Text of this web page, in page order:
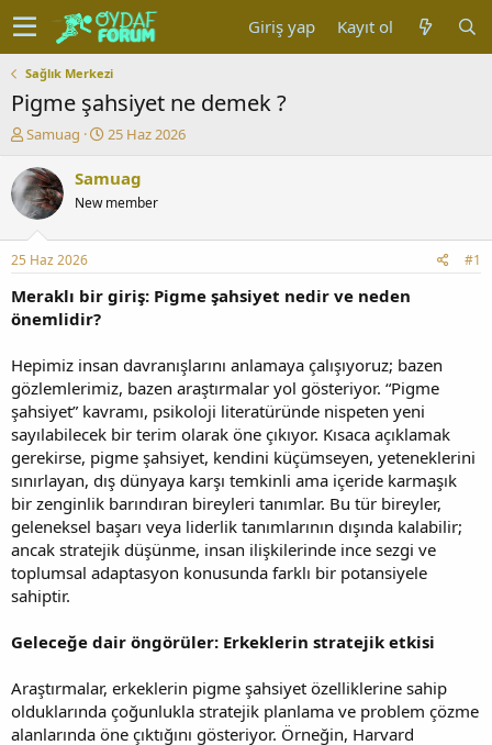
Giriş yap Kayıt ol
Sağlık Merkezi
Pigme şahsiyet ne demek ?
K
n
u
y
b
a
ş
a
a
n
Samuag
B
ş
a
ç
t
i
h
i
25 Haz 2026
Samuag
New member
25 Haz 2026 #1
Meraklı bir giriş: Pigme şahsiyet nedir ve neden
önemlidir?
Hepimiz insan davranışlarını anlamaya çalışıyoruz; bazen
gözlemlerimiz, bazen araştırmalar yol gösteriyor. “Pigme
şahsiyet” kavramı, psikoloji literatüründe nispeten yeni
sayılabilecek bir terim olarak öne çıkıyor. Kısaca açıklamak
gerekirse, pigme şahsiyet, kendini küçümseyen, yeteneklerini
sınırlayan, dış dünyaya karşı temkinli ama içeride karmaşık
bir zenginlik barındıran bireyleri tanımlar. Bu tür bireyler,
geleneksel başarı veya liderlik tanımlarının dışında kalabilir;
ancak stratejik düşünme, insan ilişkilerinde ince sezgi ve
toplumsal adaptasyon konusunda farklı bir potansiyele
sahiptir.
Geleceğe dair öngörüler: Erkeklerin stratejik etkisi
Araştırmalar, erkeklerin pigme şahsiyet özelliklerine sahip
olduklarında çoğunlukla stratejik planlama ve problem çözme
alanlarında öne çıktığını gösteriyor. Örneğin, Harvard